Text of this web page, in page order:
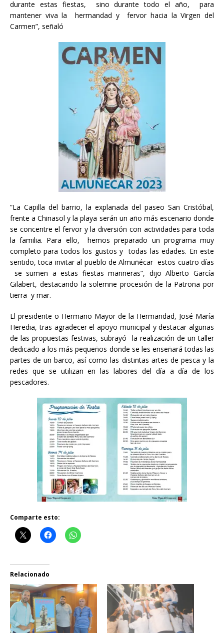
durante estas fiestas, sino durante todo el año, para
mantener viva la hermandad y fervor hacia la Virgen del
Carmen”, señaló
“La Capilla del barrio, la explanada del paseo San Cristóbal,
frente a Chinasol y la playa serán un año más escenario donde
se concentre el fervor y la diversión con actividades para toda
la familia. Para ello, hemos preparado un programa muy
completo para todos los gustos y todas las edades. En este
sentido, toca invitar al pueblo de Almuñécar estos cuatro días
se sumen a estas fiestas marineras”, dijo Alberto García
Gilabert, destacando la solemne procesión de la Patrona por
tierra y mar.
El presidente o Hermano Mayor de la Hermandad, José María
Heredia, tras agradecer el apoyo municipal y destacar algunas
de las propuestas festivas, subrayó la realización de un taller
dedicado a los más pequeños donde se les enseñará todas las
partes de un barco, así como las distintas artes de pesca y la
redes que se utilizan en las labores del día a día de los
pescadores.
Comparte esto:
Relacionado